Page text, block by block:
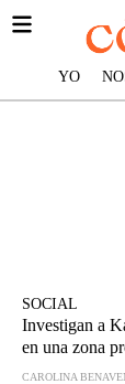
YO
SOCIAL
Investigan a
en una zona
CAROLINA